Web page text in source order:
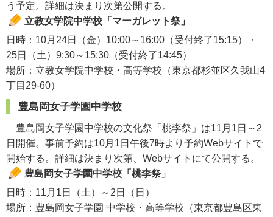
う予定。詳細は決まり次第公開する。
立教女学院中学校「マーガレット祭」
日時：10月24日（金）10:00～16:00（受付終了15:15）・
25日（土）9:30～15:30（受付終了14:45）
場所：立教女学院中学校・高等学校（東京都杉並区久我山4
丁目29-60）
豊島岡女子学園中学校
豊島岡女子学園中学校の文化祭「桃李祭」は11月1日～2
日開催。事前予約は10月1日午後7時より予約Webサイトで
開始する。詳細は決まり次第、Webサイトにて公開する。
豊島岡女子学園中学校「桃李祭」
日時：11月1日（土）～2日（日）
場所：豊島岡女子学園 中学校・高等学校（東京都豊島区東